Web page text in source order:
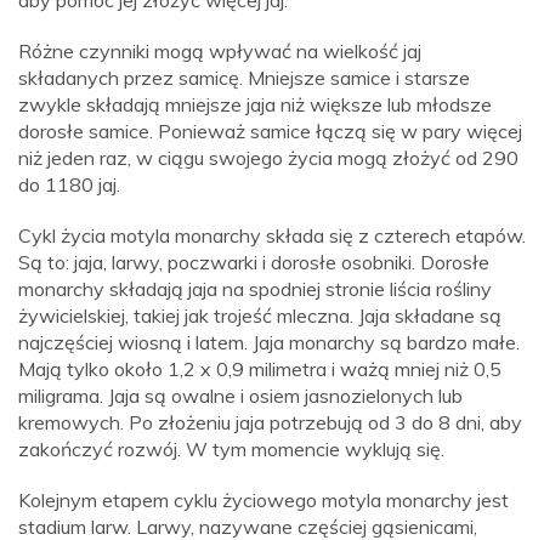
Różne czynniki mogą wpływać na wielkość jaj
składanych przez samicę. Mniejsze samice i starsze
zwykle składają mniejsze jaja niż większe lub młodsze
dorosłe samice. Ponieważ samice łączą się w pary więcej
niż jeden raz, w ciągu swojego życia mogą złożyć od 290
do 1180 jaj.
Cykl życia motyla monarchy składa się z czterech etapów.
Są to: jaja, larwy, poczwarki i dorosłe osobniki. Dorosłe
monarchy składają jaja na spodniej stronie liścia rośliny
żywicielskiej, takiej jak trojeść mleczna. Jaja składane są
najczęściej wiosną i latem. Jaja monarchy są bardzo małe.
Mają tylko około 1,2 x 0,9 milimetra i ważą mniej niż 0,5
miligrama. Jaja są owalne i osiem jasnozielonych lub
kremowych. Po złożeniu jaja potrzebują od 3 do 8 dni, aby
zakończyć rozwój. W tym momencie wyklują się.
Kolejnym etapem cyklu życiowego motyla monarchy jest
stadium larw. Larwy, nazywane częściej gąsienicami,